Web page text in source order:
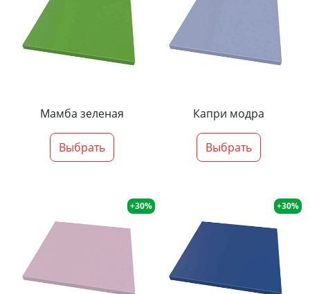
Мамба зеленая
Выбрать
Капри модра
Выбрать
+30% +30%